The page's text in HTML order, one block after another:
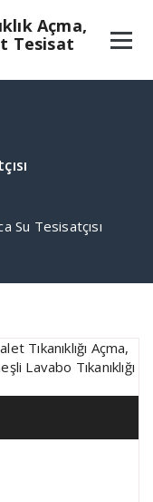
Su Tesisatçısı